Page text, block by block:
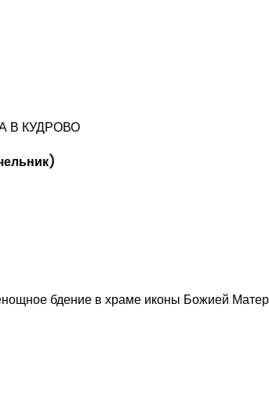
В КУДРОВО
бдение в храме иконы Божией